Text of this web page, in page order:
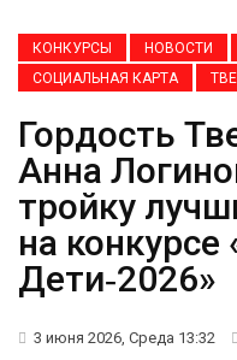
КОНКУРСЫ НОВОСТИ
СОЦИАЛЬНАЯ КАРТА
Гордость
Анна
тройку
на конкурсе
Дети‑2026»
3 июня 2026, Среда 13:32